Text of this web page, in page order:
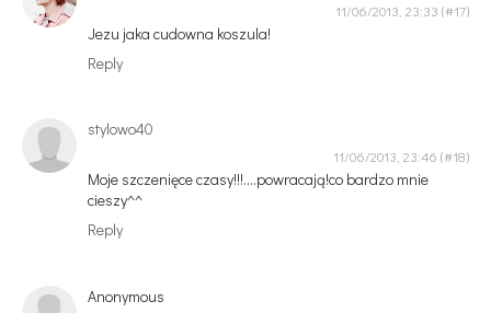
11/06/2013, 23:33
Jezu jaka cudowna koszula!
Reply
stylowo40
11/06/2013, 23:46
Moje szczenięce czasy!!!....powracają!co bardzo mnie
cieszy^^
Reply
Anonymous